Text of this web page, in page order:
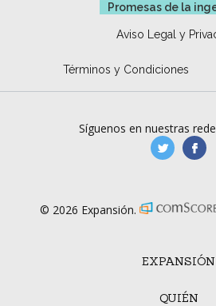
Promesas de la
Aviso Legal y
Términos y Condiciones
EXPANSIÓN
QUIÉN
Síguenos en nuestras
© 2026 Expansión.